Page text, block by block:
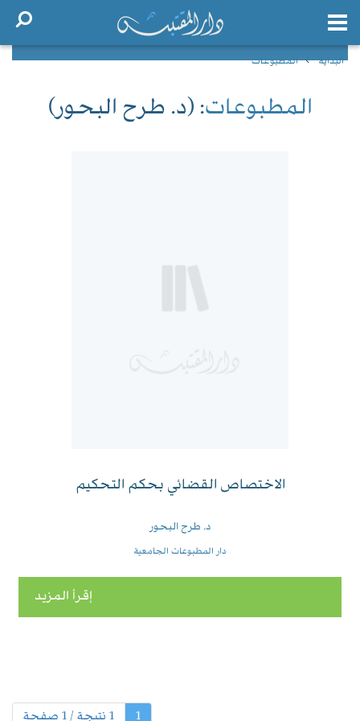
البداية المطبوعات
المطبوعات: (د. طرح البحور)
الاختصاص القضائي بحكم التحكيم
د. طرح البحور
دار المطبوعات الجامعية
إقرأ المزيد
1 نتيجة / 1 صفحة 1 (الحالية)